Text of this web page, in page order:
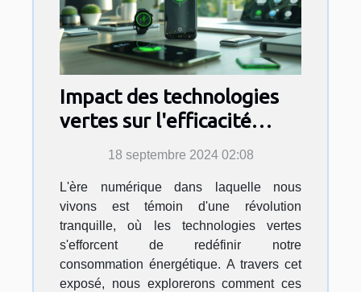
Impact des technologies
vertes sur l'efficacité
énergétique des appareils
numériques
18 septembre 2024 02:08
L'ère numérique dans laquelle nous
vivons est témoin d'une révolution
tranquille, où les technologies vertes
s'efforcent de redéfinir notre
consommation énergétique. A travers cet
exposé, nous explorerons comment ces